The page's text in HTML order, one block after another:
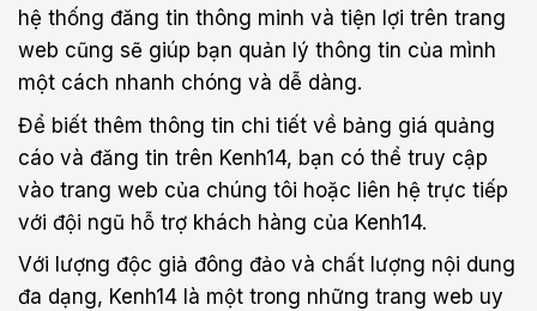
hệ thống đăng tin thông minh và tiện lợi trên trang
web cũng sẽ giúp bạn quản lý thông tin của mình
một cách nhanh chóng và dễ dàng.
Để biết thêm thông tin chi tiết về bảng giá quảng
cáo và đăng tin trên Kenh14, bạn có thể truy cập
vào trang web của chúng tôi hoặc liên hệ trực tiếp
với đội ngũ hỗ trợ khách hàng của Kenh14.
Với lượng độc giả đông đảo và chất lượng nội dung
đa dạng, Kenh14 là một trong những trang web uy